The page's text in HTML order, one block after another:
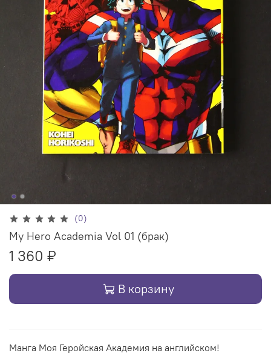
(0)
My Hero Academia Vol 01 (брак)
1 360 ₽
В корзину
Манга Моя Геройская Академия на английском!